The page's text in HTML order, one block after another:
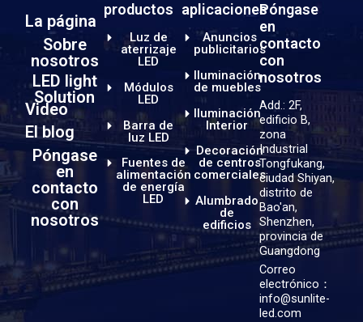
La página
Sobre
nosotros
LED light
Solution
Video
El blog
Póngase
en
contacto
con
nosotros
productos
Luz de
aterrizaje
LED
Módulos
LED
Barra de
luz LED
Fuentes de
alimentación
de energía
LED
aplicaciones
Anuncios
publicitarios
Iluminación
de muebles
Iluminación
Interior
Decoración
de centros
comerciales
Alumbrado
de
edificios
Póngase
en
contacto
con
nosotros
Add.: 2F,
edificio B,
zona
Industrial
Tongfukang,
ciudad Shiyan,
distrito de
Bao'an,
Shenzhen,
provincia de
Guangdong
Correo
electrónico：
info@sunlite-
led.com